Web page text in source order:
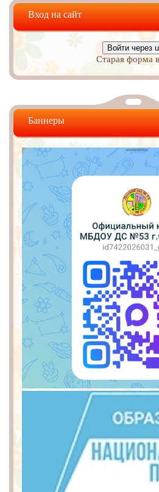
Вход на сайт
Войти через
Старая форма
Баннеры